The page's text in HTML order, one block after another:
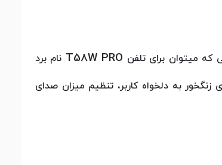
T58W PRO نام برد
انتخاب صدای زنگخور به دلخواه کاربر، تنظیم میزان صدای